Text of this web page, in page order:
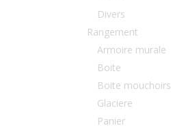
Divers
Rangement
Armoire murale
Boite
Boite mouchoirs
Glaciere
Panier